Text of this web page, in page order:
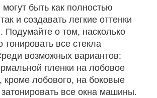
быть как полностью
и создавать легкие оттенки
Подумайте о том, насколько
тонировать все стекла
возможных вариантов:
пленки на лобовое
кроме лобового, на боковые
все окна машины.